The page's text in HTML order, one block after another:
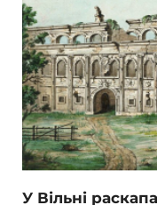
У Вільні